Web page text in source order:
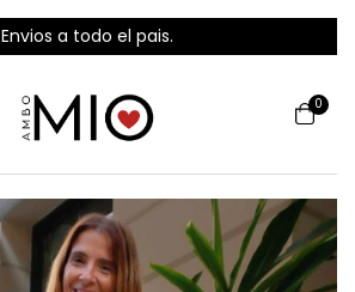
Envios a todo el pais.
0